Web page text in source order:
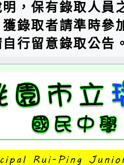
明，保有錄取人員
錄取者請準時參
行留意錄取公告